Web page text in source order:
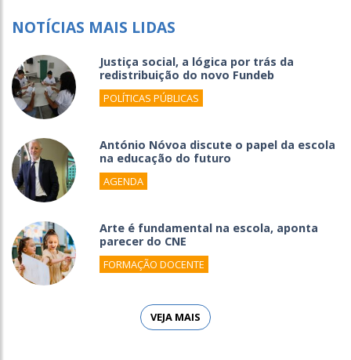
NOTÍCIAS MAIS LIDAS
Justiça social, a lógica por trás da
redistribuição do novo Fundeb
POLÍTICAS PÚBLICAS
António Nóvoa discute o papel da escola
na educação do futuro
AGENDA
Arte é fundamental na escola, aponta
parecer do CNE
FORMAÇÃO DOCENTE
VEJA MAIS